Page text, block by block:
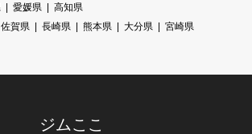
愛媛県
高知県
佐賀県 長崎県 熊本県 大分県
宮崎県
ジムここ